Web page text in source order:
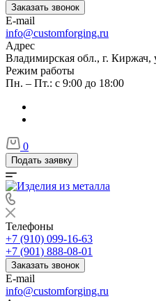
Заказать звонок
E-mail
info@customforging.ru
Адрес
Владимирская обл., г. Киржач,
Режим работы
Пн. – Пт.: с 9:00 до 18:00
0
Подать заявку
Телефоны
+7 (910) 099-16-63
+7 (901) 888-08-01
Заказать звонок
E-mail
info@customforging.ru